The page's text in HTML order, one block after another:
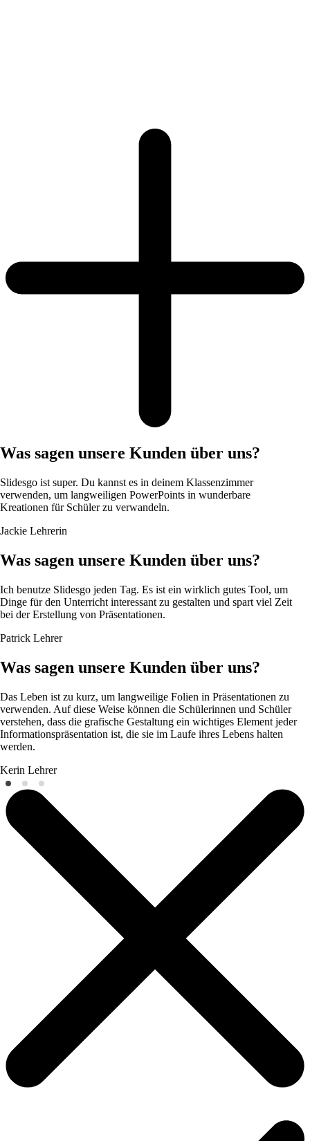
Was sagen unsere Kunden über uns?
Slidesgo ist super. Du kannst es in deinem Klassenzimmer
verwenden, um langweiligen PowerPoints in wunderbare
Kreationen für Schüler zu verwandeln.
Jackie Lehrerin
Was sagen unsere Kunden über uns?
Ich benutze Slidesgo jeden Tag. Es ist ein wirklich gutes Tool, um
Dinge für den Unterricht interessant zu gestalten und spart viel Zeit
bei der Erstellung von Präsentationen.
Patrick Lehrer
Was sagen unsere Kunden über uns?
Das Leben ist zu kurz, um langweilige Folien in Präsentationen zu
verwenden. Auf diese Weise können die Schülerinnen und Schüler
verstehen, dass die grafische Gestaltung ein wichtiges Element jeder
Informationspräsentation ist, die sie im Laufe ihres Lebens halten
werden.
Kerin Lehrer